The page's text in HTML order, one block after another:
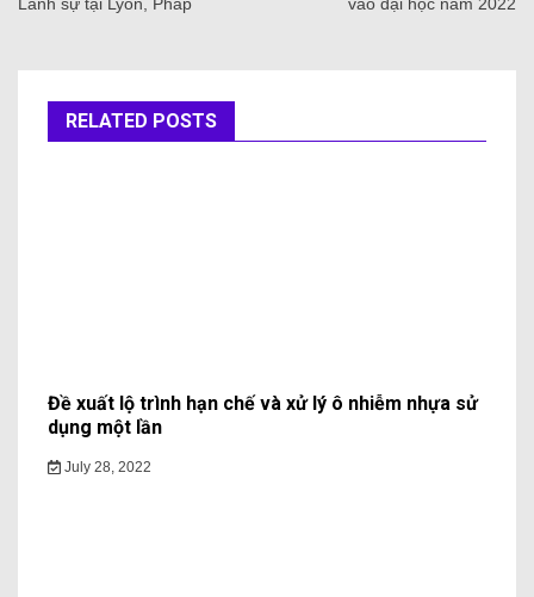
Lãnh sự tại Lyon, Pháp vào đại học năm 2022
RELATED POSTS
Đề xuất lộ trình hạn chế và xử lý ô nhiễm nhựa sử
dụng một lần
July 28, 2022